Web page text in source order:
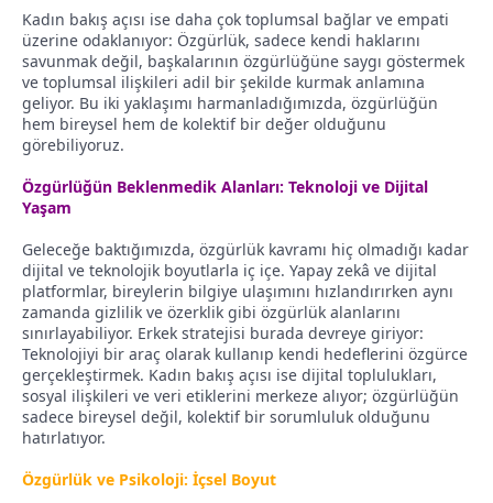
Kadın bakış açısı ise daha çok toplumsal bağlar ve empati
üzerine odaklanıyor: Özgürlük, sadece kendi haklarını
savunmak değil, başkalarının özgürlüğüne saygı göstermek
ve toplumsal ilişkileri adil bir şekilde kurmak anlamına
geliyor. Bu iki yaklaşımı harmanladığımızda, özgürlüğün
hem bireysel hem de kolektif bir değer olduğunu
görebiliyoruz.
Özgürlüğün Beklenmedik Alanları: Teknoloji ve Dijital
Yaşam
Geleceğe baktığımızda, özgürlük kavramı hiç olmadığı kadar
dijital ve teknolojik boyutlarla iç içe. Yapay zekâ ve dijital
platformlar, bireylerin bilgiye ulaşımını hızlandırırken aynı
zamanda gizlilik ve özerklik gibi özgürlük alanlarını
sınırlayabiliyor. Erkek stratejisi burada devreye giriyor:
Teknolojiyi bir araç olarak kullanıp kendi hedeflerini özgürce
gerçekleştirmek. Kadın bakış açısı ise dijital toplulukları,
sosyal ilişkileri ve veri etiklerini merkeze alıyor; özgürlüğün
sadece bireysel değil, kolektif bir sorumluluk olduğunu
hatırlatıyor.
Özgürlük ve Psikoloji: İçsel Boyut